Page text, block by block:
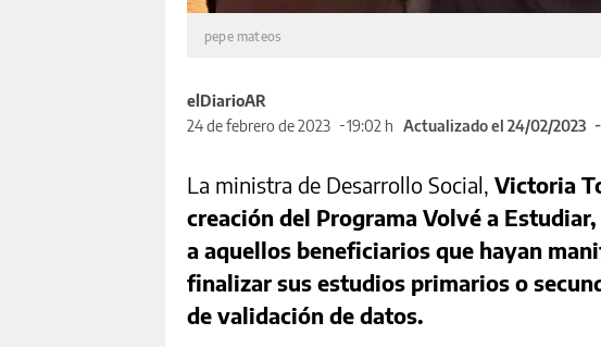
pepe mateos
elDiarioAR
24 de febrero de 2023
19:02 h Actualizado el 24/02/2023
La ministra de Desarrollo Social, Victoria
creación del Programa Volvé a
a aquellos beneficiarios que hayan
finalizar sus estudios primarios o
de validación de datos.